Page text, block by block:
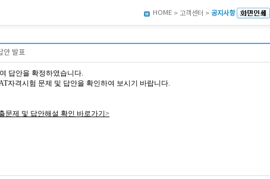
HOME > 고객센터 > 공지사항
안 발표
답안을 확정하였습니다.
자격시험 문제 및 답안을 확인하여 보시기 바랍니다.
문제 및 답안해설 확인 바로가기>